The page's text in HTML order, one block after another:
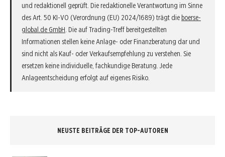
und redaktionell geprüft. Die redaktionelle Verantwortung im Sinne
des Art. 50 KI-VO (Verordnung (EU) 2024/1689) trägt die boerse-
global.de GmbH . Die auf Trading-Treff bereitgestellten
Informationen stellen keine Anlage- oder Finanzberatung dar und
sind nicht als Kauf- oder Verkaufsempfehlung zu verstehen. Sie
ersetzen keine individuelle, fachkundige Beratung. Jede
Anlageentscheidung erfolgt auf eigenes Risiko.
NEUSTE BEITRÄGE DER TOP-AUTOREN